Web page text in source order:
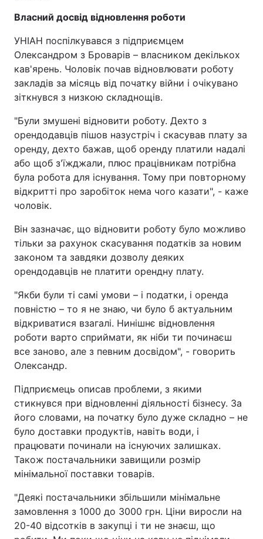
Власний досвід відновлення роботи
УНІАН поспілкувався з підприємцем
Олександром з Броварів – власником декількох
кав'ярень. Чоловік почав відновлювати роботу
закладів за місяць від початку війни і очікувано
зіткнувся з низкою складнощів.
"Були змушені відновити роботу. Дехто з
орендодавців пішов назустріч і скасував плату за
оренду, дехто бажав, щоб оренду платили надалі
або щоб з'їжджали, плюс працівникам потрібна
була робота для існування. Тому при повторному
відкритті про заробіток нема чого казати", - каже
чоловік.
Він зазначає, що відновити роботу було можливо
тільки за рахунок скасування податків за новим
законом та завдяки дозволу деяких
орендодавців не платити орендну плату.
"Якби були ті самі умови – і податки, і оренда
повністю – то я не знаю, чи було б актуальним
відкриватися взагалі. Нинішнє відновлення
роботи варто сприймати, як ніби ти починаєш
все заново, але з певним досвідом", - говорить
Олександр.
Підприємець описав проблеми, з якими
стикнувся при відновленні діяльності бізнесу. За
його словами, на початку було дуже складно – не
було доставки продуктів, навіть води, і
працювати починали на існуючих залишках.
Також постачальники завищили розмір
мінімальної поставки товарів.
"Деякі постачальники збільшили мінімальне
замовлення з 1000 до 3000 грн. Ціни виросли на
20-40 відсотків в закупці і ти не знаєш, що